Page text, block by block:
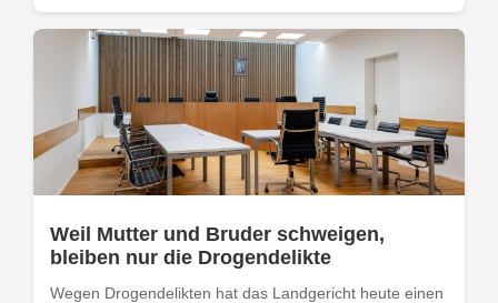
Weil Mutter und Bruder schweigen,
bleiben nur die Drogendelikte
Wegen Drogendelikten hat das Landgericht heute einen